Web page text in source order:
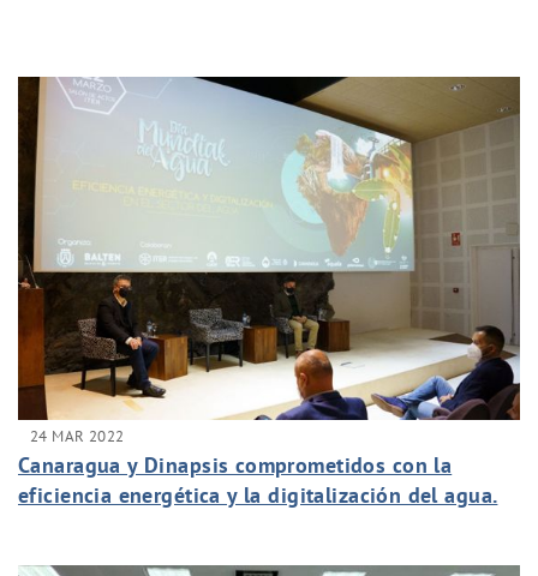
24 MAR 2022
Canaragua y Dinapsis comprometidos con la
eficiencia energética y la digitalización del agua.